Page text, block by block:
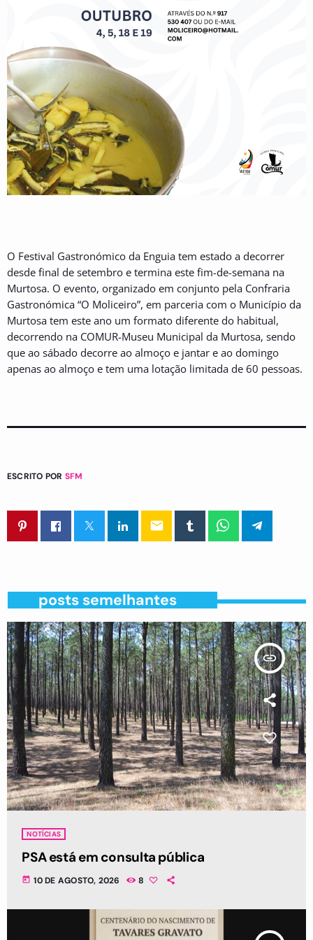
O Festival Gastronómico da Enguia tem estado a decorrer
desde final de setembro e termina este fim-de-semana na
Murtosa. O evento, organizado em conjunto pela Confraria
Gastronómica “O Moliceiro”, em parceria com o Município da
Murtosa tem este ano um formato diferente do habitual,
decorrendo na COMUR-Museu Municipal da Murtosa, sendo
que ao sábado decorre ao almoço e jantar e ao domingo
apenas ao almoço e tem uma lotação limitada de 60 pessoas.
ESCRITO POR SFM
email
posts semelhantes
insert_link
NOTÍCIAS
PSA está em consulta pública
today 10 DE AGOSTO, 2026 8